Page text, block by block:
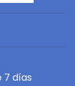
7 días